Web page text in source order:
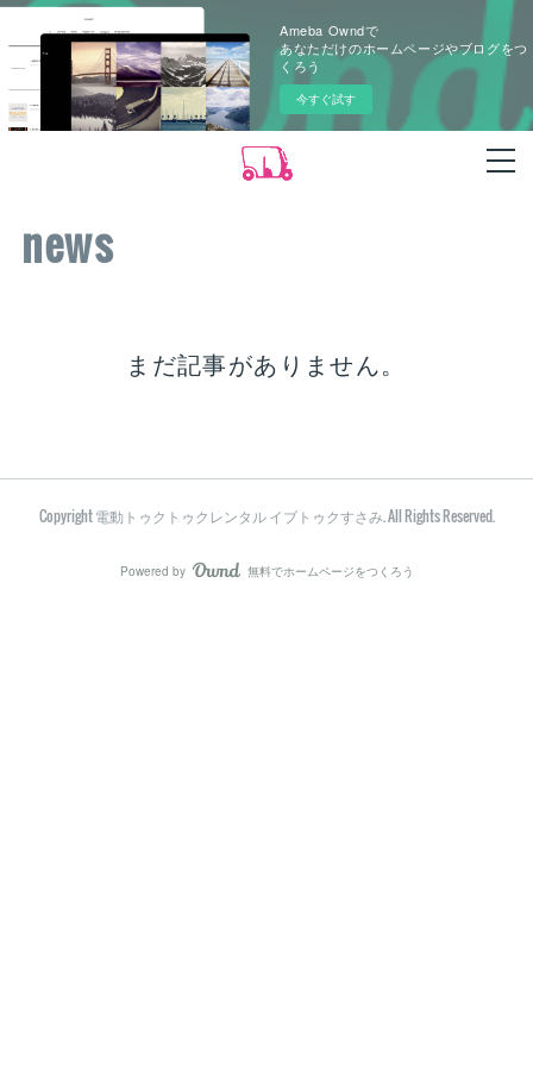
Ameba Owndで
あなただけのホームページやブログをつ
くろう
今すぐ試す
news
まだ記事がありません。
Copyright 電動トゥクトゥクレンタル イブトゥクすさみ. All Rights Reserved.
Powered by AmebaOwnd
無料でホームページをつくろう